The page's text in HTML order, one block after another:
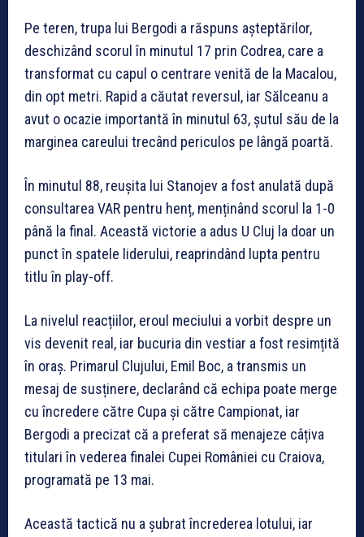
Pe teren, trupa lui Bergodi a răspuns așteptărilor,
deschizând scorul în minutul 17 prin Codrea, care a
transformat cu capul o centrare venită de la Macalou,
din opt metri. Rapid a căutat reversul, iar Sălceanu a
avut o ocazie importantă în minutul 63, șutul său de la
marginea careului trecând periculos pe lângă poartă.
În minutul 88, reușita lui Stanojev a fost anulată după
consultarea VAR pentru henț, menținând scorul la 1-0
până la final. Această victorie a adus U Cluj la doar un
punct în spatele liderului, reaprindând lupta pentru
titlu în play-off.
La nivelul reacțiilor, eroul meciului a vorbit despre un
vis devenit real, iar bucuria din vestiar a fost resimțită
în oraș. Primarul Clujului, Emil Boc, a transmis un
mesaj de susținere, declarând că echipa poate merge
cu încredere către Cupa și către Campionat, iar
Bergodi a precizat că a preferat să menajeze câțiva
titulari în vederea finalei Cupei României cu Craiova,
programată pe 13 mai.
Această tactică nu a șubrat încrederea lotului, iar